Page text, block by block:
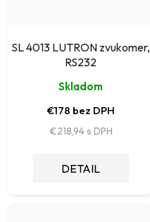
SL 4013 LUTRON zvukomer,
RS232
Skladom
€178 bez DPH
€218,94
DETAIL